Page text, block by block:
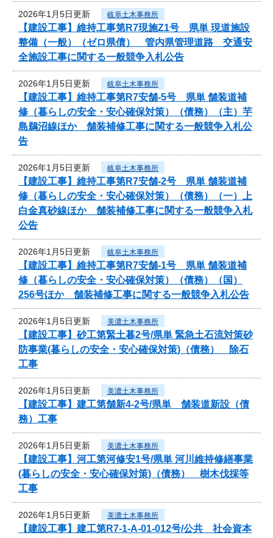
2026年1月5日更新 岐阜土木事務所
【建設工事】維持工事第R7現施Z1号 県単 現道施設
整備（一般）（ゼロ県債） 管内県管理道路 交通安
全施設工事に関する一般競争入札公告
2026年1月5日更新 岐阜土木事務所
【建設工事】維持工事第R7安舗-5号 県単 舗装道補
修（暮らしの安全・安心確保対策）（債務）（主）芋
島鵜沼線ほか 舗装補修工事に関する一般競争入札公
告
2026年1月5日更新 岐阜土木事務所
【建設工事】維持工事第R7安舗-2号 県単 舗装道補
修（暮らしの安全・安心確保対策）（債務）（一）上
白金真砂線ほか 舗装補修工事に関する一般競争入札
公告
2026年1月5日更新 岐阜土木事務所
【建設工事】維持工事第R7安舗-1号 県単 舗装道補
修（暮らしの安全・安心確保対策）（債務）（国）
256号ほか 舗装補修工事に関する一般競争入札公告
2026年1月5日更新 美濃土木事務所
【建設工事】砂工第緊土暮2号/県単 緊急土石流対策砂
防事業(暮らしの安全・安心確保対策)（債務） 除石
工事
2026年1月5日更新 美濃土木事務所
【建設工事】建工第舗新4-2号/県単 舗装道新設（債
務）工事
2026年1月5日更新 美濃土木事務所
【建設工事】河工第河修安1号/県単 河川維持修繕事業
(暮らしの安全・安心確保対策)（債務） 樹木伐採等
工事
2026年1月5日更新 美濃土木事務所
【建設工事】建工第R7-1-A-01-012号/公共 社会資本